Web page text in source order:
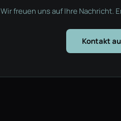
Wir freuen uns auf Ihre Nachricht.
Kontakt